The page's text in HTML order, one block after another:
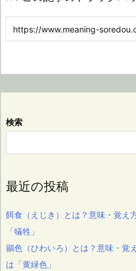
検索
最近の投稿
餌食（えじき）とは？意味・覚え
「犠牲」
鶸色（ひわいろ）とは？意味・覚
は「黄緑色」